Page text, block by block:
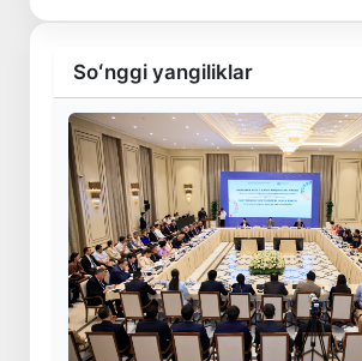
Soʻnggi yangiliklar